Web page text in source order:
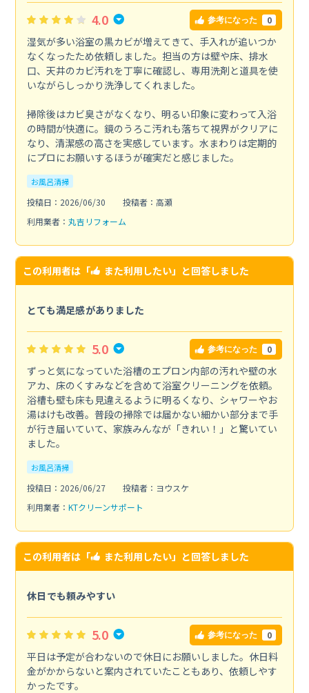
4.0 参考になった 0
湿気が多い浴室の黒カビが増えてきて、手入れが追いつか
なくなったため依頼しました。担当の方は壁や床、排水
口、天井のカビ汚れを丁寧に確認し、専用洗剤と道具を使
いながらしっかり洗浄してくれました。
掃除後はカビ臭さがなくなり、明るい印象に変わって入浴
の時間が快適に。鏡のうろこ汚れも落ちて視界がクリアに
なり、清潔感の高さを実感しています。水まわりは定期的
にプロにお願いするほうが確実だと感じました。
お風呂清掃
投稿日：2026/06/30
投稿者：高瀬
利用業者： 丸吉リフォーム
この利用者は「 また利用したい」と回答しました
とても満足感がありました
5.0 参考になった 0
ずっと気になっていた浴槽のエプロン内部の汚れや壁の水
アカ、床のくすみなどを含めて浴室クリーニングを依頼。
浴槽も壁も床も見違えるように明るくなり、シャワーやお
湯はけも改善。普段の掃除では届かない細かい部分まで手
が行き届いていて、家族みんなが「きれい！」と驚いてい
ました。
お風呂清掃
投稿日：2026/06/27
投稿者：ヨウスケ
利用業者： KTクリーンサポート
この利用者は「 また利用したい」と回答しました
休日でも頼みやすい
5.0 参考になった 0
平日は予定が合わないので休日にお願いしました。休日料
金がかからないと案内されていたこともあり、依頼しやす
かったです。